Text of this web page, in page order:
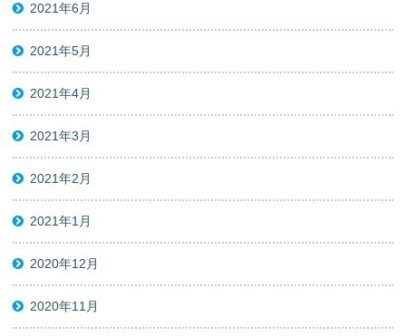
2021年6月
2021年5月
2021年4月
2021年3月
2021年2月
2021年1月
2020年12月
2020年11月